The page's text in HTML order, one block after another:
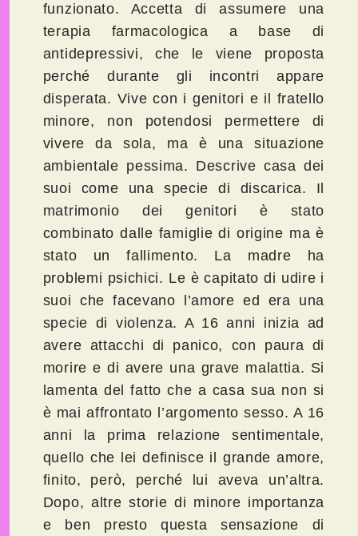
funzionato. Accetta di assumere una
terapia farmacologica a base di
antidepressivi, che le viene proposta
perché durante gli incontri appare
disperata. Vive con i genitori e il fratello
minore, non potendosi permettere di
vivere da sola, ma è una situazione
ambientale pessima. Descrive casa dei
suoi come una specie di discarica. Il
matrimonio dei genitori è stato
combinato dalle famiglie di origine ma è
stato un fallimento. La madre ha
problemi psichici. Le è capitato di udire i
suoi che facevano l’amore ed era una
specie di violenza. A 16 anni inizia ad
avere attacchi di panico, con paura di
morire e di avere una grave malattia. Si
lamenta del fatto che a casa sua non si
è mai affrontato l’argomento sesso. A 16
anni la prima relazione sentimentale,
quello che lei definisce il grande amore,
finito, però, perché lui aveva un’altra.
Dopo, altre storie di minore importanza
e ben presto questa sensazione di